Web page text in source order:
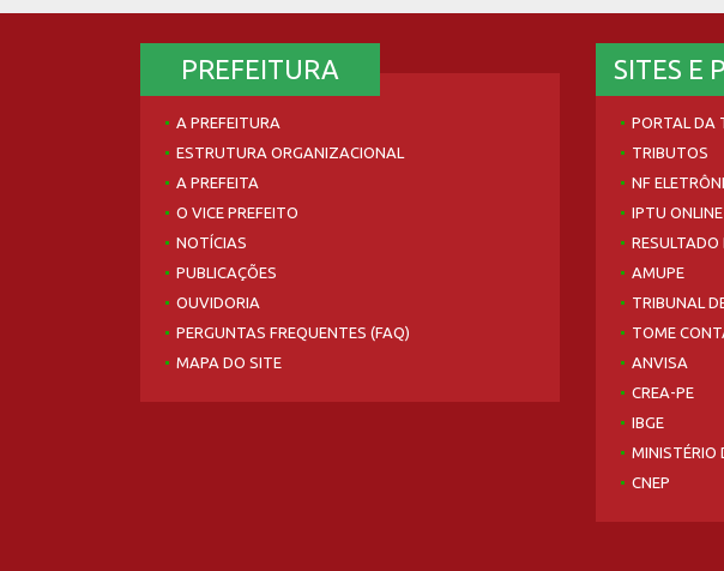
PREFEITURA
A PREFEITURA
ESTRUTURA ORGANIZACIONAL
A PREFEITA
O VICE PREFEITO
NOTÍCIAS
PUBLICAÇÕES
OUVIDORIA
PERGUNTAS FREQUENTES (FAQ)
MAPA DO SITE
SITES E
PORTAL DA
TRIBUTOS
NF
IPTU ONLINE
RESULTADO
AMUPE
TRIBUNAL
TOME
ANVISA
CREA-PE
IBGE
MINISTÉRIO
CNEP